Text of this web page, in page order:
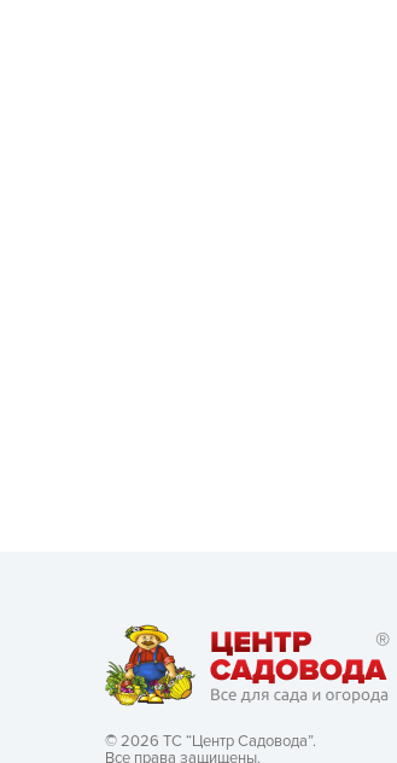
© 2026 ТС “Центр Садовода”.
Все права защищены.